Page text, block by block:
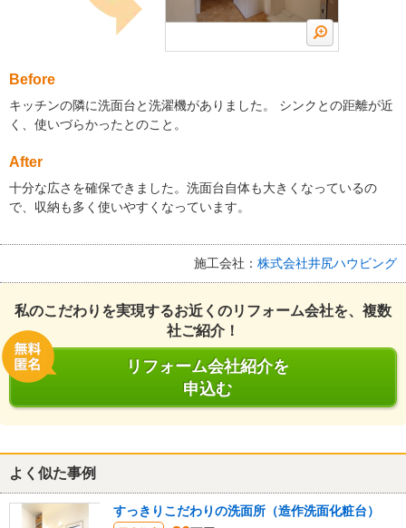
Before
キッチンの隣に洗面台と洗濯機がありました。 シンクとの距離が近
く、使いづらかったとのこと。
After
十分な広さを確保できました。洗面台自体も大きくなっているの
で、収納も多く使いやすくなっています。
施工会社： 株式会社井尻ハウビング
私のこだわりを実現するお近くのリフォーム会社を、複数
社ご紹介！
リフォーム会社紹介を
申込む
よく似た事例
すっきりこだわりの洗面所（造作洗面化粧台）